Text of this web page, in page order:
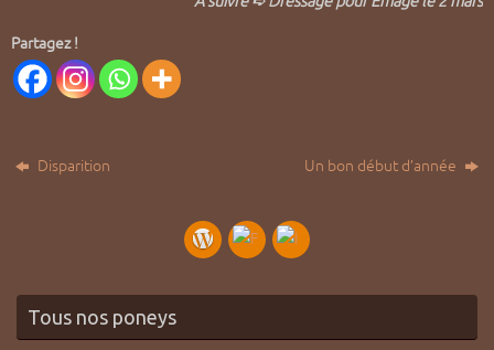
Partagez !
Disparition Un bon début d’année
Tous nos poneys